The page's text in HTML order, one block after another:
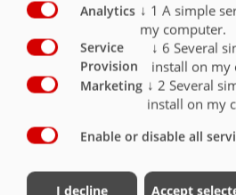
Boční obrysová světla vpravo a vlevo (žlutá)
Obrysová světla (vzadu bílá/červená)
Poziční světla vpředu bílá
Analytics ↓ 1 A simple
my computer.
Service
Provision
↓ 6 Several
install on my
Marketing ↓ 2 Several
install on my
Enable or disable all
I decline Accept